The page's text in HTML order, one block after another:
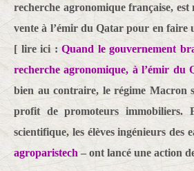
recherche agronomique française,
vente à l’émir du Qatar pour en faire
[ lire ici : Quand le gouvernement
recherche agronomique, à l’émir du
bien au contraire, le régime Macron
profit de promoteurs immobiliers.
scientifique, les élèves ingénieurs des
agroparistech– ont lancé une action